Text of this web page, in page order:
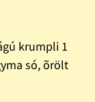
krumpli 1
só, õrölt